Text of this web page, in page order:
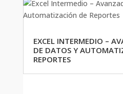
EXCEL INTERMEDIO –
DE DATOS Y
REPORTES